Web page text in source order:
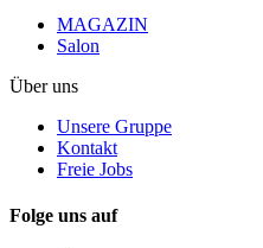
MAGAZIN
Salon
Über uns
Unsere Gruppe
Kontakt
Freie Jobs
Folge uns auf